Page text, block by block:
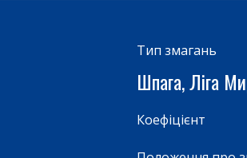
Тип змагань
Шпага, Ліга
Коефіцієнт